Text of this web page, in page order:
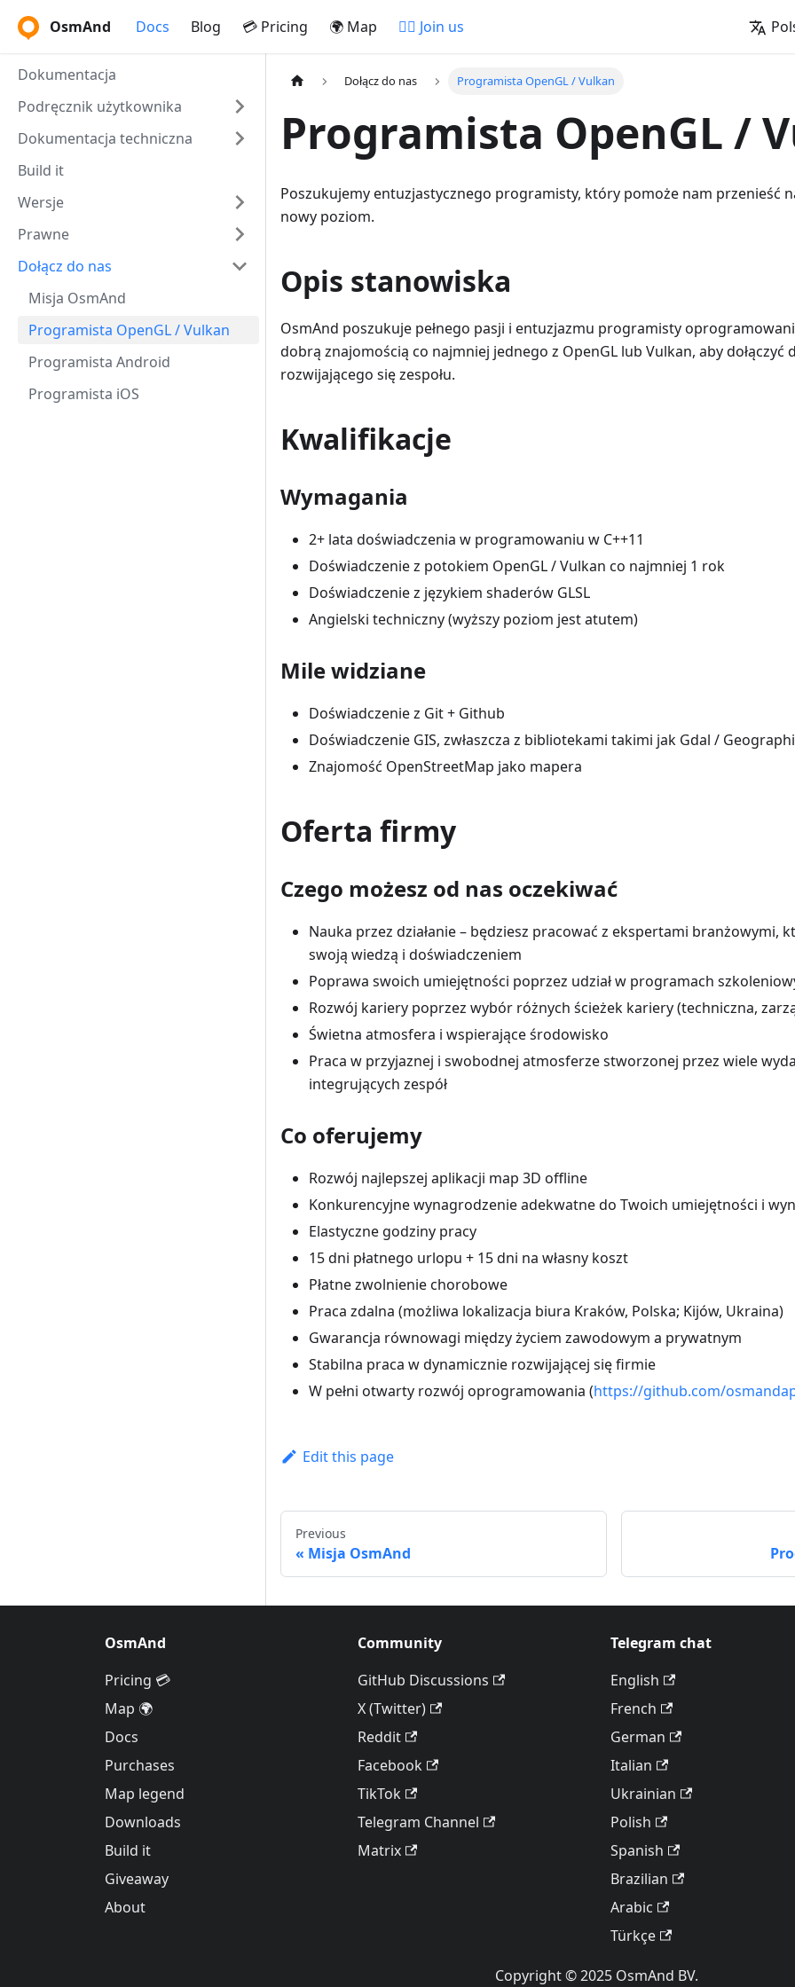
OsmAnd Docs Blog 💳 Pricing 🌍 Map 🚵‍♂️ Join us
Dokumentacja
Podręcznik użytkownika
Dokumentacja techniczna
Build it
Wersje
Prawne
Dołącz do nas
Misja OsmAnd
Programista OpenGL / Vulkan
Programista Android
Programista iOS
Dołącz do nas Programista OpenGL / Vulkan
Programista OpenGL /
Poszukujemy entuzjastycznego programisty, który pomoże nam przenieść
nowy poziom.
Opis stanowiska
OsmAnd poszukuje pełnego pasji i entuzjazmu programisty
dobrą znajomością co najmniej jednego z OpenGL lub Vulkan, aby dołączyć
rozwijającego się zespołu.
Kwalifikacje
Wymagania
2+ lata doświadczenia w programowaniu w C++11
Doświadczenie z potokiem OpenGL / Vulkan co najmniej 1 rok
Doświadczenie z językiem shaderów GLSL
Angielski techniczny (wyższy poziom jest atutem)
Mile widziane
Doświadczenie z Git + Github
Doświadczenie GIS, zwłaszcza z bibliotekami takimi jak Gdal /
Znajomość OpenStreetMap jako mapera
Oferta firmy
Czego możesz od nas oczekiwać
Nauka przez działanie – będziesz pracować z ekspertami branżowymi,
swoją wiedzą i doświadczeniem
Poprawa swoich umiejętności poprzez udział w programach
Rozwój kariery poprzez wybór różnych ścieżek kariery (techniczna,
Świetna atmosfera i wspierające środowisko
Praca w przyjaznej i swobodnej atmosferze stworzonej przez wiele
integrujących zespół
Co oferujemy
Rozwój najlepszej aplikacji map 3D offline
Konkurencyjne wynagrodzenie adekwatne do Twoich umiejętności i
Elastyczne godziny pracy
15 dni płatnego urlopu + 15 dni na własny koszt
Płatne zwolnienie chorobowe
Praca zdalna (możliwa lokalizacja biura Kraków, Polska; Kijów, Ukraina)
Gwarancja równowagi między życiem zawodowym a prywatnym
Stabilna praca w dynamicznie rozwijającej się firmie
W pełni otwarty rozwój oprogramowania (https://github.com/
Edit this page
Previous
Misja OsmAnd
OsmAnd
Pricing 💳
Map 🌍
Docs
Purchases
Map legend
Downloads
Build it
Giveaway
About
Community
GitHub Discussions
X (Twitter)
Reddit
Facebook
TikTok
Telegram Channel
Matrix
Telegram chat
English
French
German
Italian
Ukrainian
Polish
Spanish
Brazilian
Arabic
Türkçe
Copyright © 2025 OsmAnd BV.